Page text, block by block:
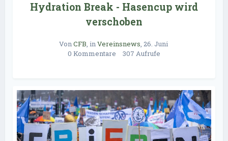
Hydration Break - Hasencup wird
verschoben
VonCFB, inVereinsnews, 26. Juni
0 Kommentare
307 Aufrufe